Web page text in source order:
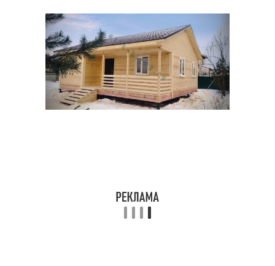
Двускатная крыша Крыша с кукушкой
Вальмовая кровля